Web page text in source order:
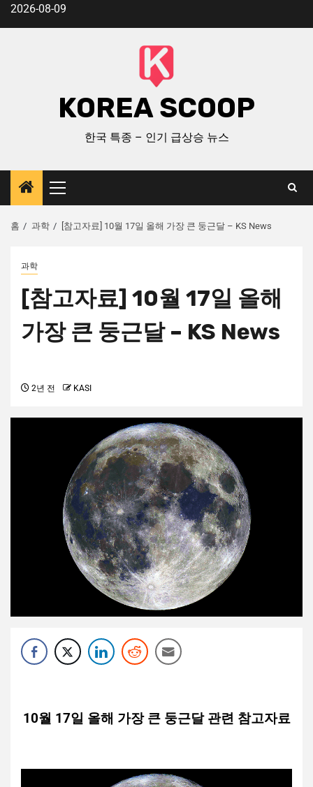
2026-08-09
KOREA SCOOP
한국 특종 – 인기 급상승 뉴스
홈 과학 [참고자료] 10월 17일 올해 가장 큰 둥근달 – KS News
과학
[참고자료] 10월 17일 올해
가장 큰 둥근달 – KS News
2년 전 KASI
10월 17일 올해 가장 큰 둥근달 관련 참고자료